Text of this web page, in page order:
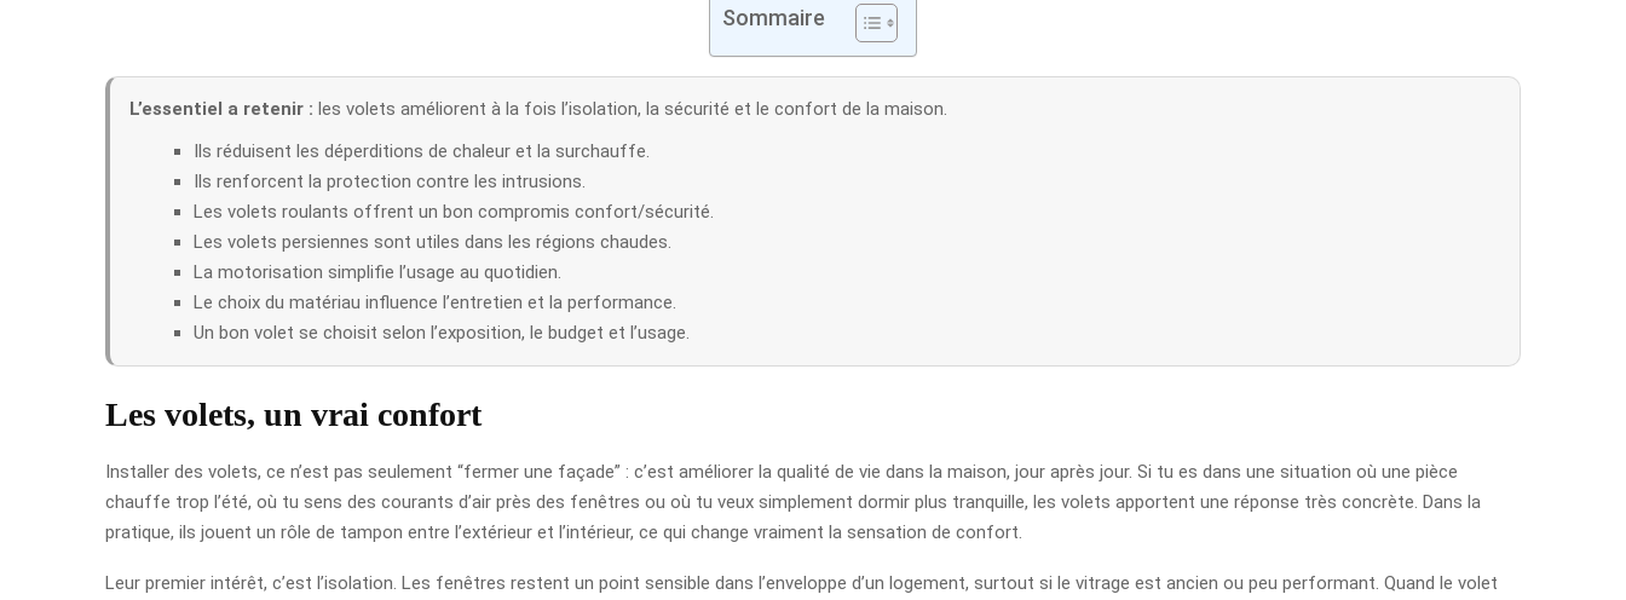
Sommaire
L’essentiel a retenir : les volets améliorent à la fois l’isolation, la sécurité et le confort de la maison.
Ils réduisent les déperditions de chaleur et la surchauffe.
Ils renforcent la protection contre les intrusions.
Les volets roulants offrent un bon compromis confort/sécurité.
Les volets persiennes sont utiles dans les régions chaudes.
La motorisation simplifie l’usage au quotidien.
Le choix du matériau influence l’entretien et la performance.
Un bon volet se choisit selon l’exposition, le budget et l’usage.
Les volets, un vrai confort
Installer des volets, ce n’est pas seulement “fermer une façade” : c’est améliorer la qualité de vie dans la maison, jour après jour. Si tu es dans une situation où une pièce
chauffe trop l’été, où tu sens des courants d’air près des fenêtres ou où tu veux simplement dormir plus tranquille, les volets apportent une réponse très concrète. Dans la
pratique, ils jouent un rôle de tampon entre l’extérieur et l’intérieur, ce qui change vraiment la sensation de confort.
Leur premier intérêt, c’est l’isolation. Les fenêtres restent un point sensible dans l’enveloppe d’un logement, surtout si le vitrage est ancien ou peu performant. Quand le volet